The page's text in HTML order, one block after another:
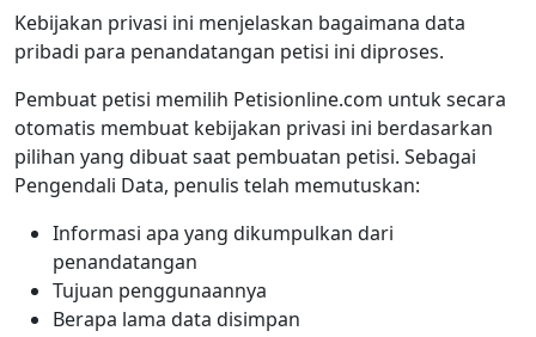
Kebijakan privasi ini menjelaskan bagaimana data
pribadi para penandatangan petisi ini diproses.
Pembuat petisi memilih Petisionline.com untuk secara
otomatis membuat kebijakan privasi ini berdasarkan
pilihan yang dibuat saat pembuatan petisi. Sebagai
Pengendali Data, penulis telah memutuskan:
Informasi apa yang dikumpulkan dari
penandatangan
Tujuan penggunaannya
Berapa lama data disimpan